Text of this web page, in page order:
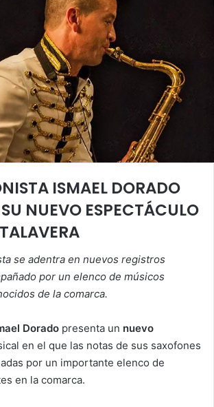
ISMAEL DORADO
NUEVO ESPECTÁCULO
se adentra en nuevos registros
por un elenco de músicos
de la comarca.
Dorado presenta un nuevo
en el que las notas de sus saxofones
por un importante elenco de
en la comarca.